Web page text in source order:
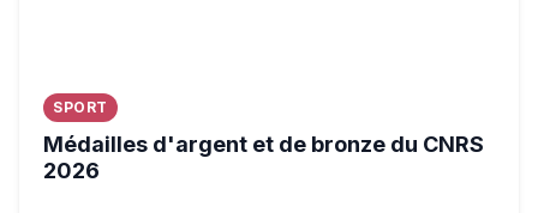
SPORT
Médailles d'argent et de bronze du CNRS
2026